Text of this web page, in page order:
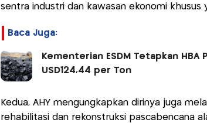
sentra industri dan kawasan ekonomi khusus
Baca Juga:
Kementerian ESDM Tetapkan
USD124,44 per Ton
Kedua, AHY mengungkapkan dirinya juga
rehabilitasi dan rekonstruksi pascabencana